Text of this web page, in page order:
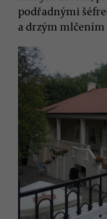
podřadnými
a drzým